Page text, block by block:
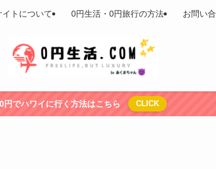
イトについて 0円生活・0円旅行の方法 お問い
0円でハワイに行く方法はこちら CLICK